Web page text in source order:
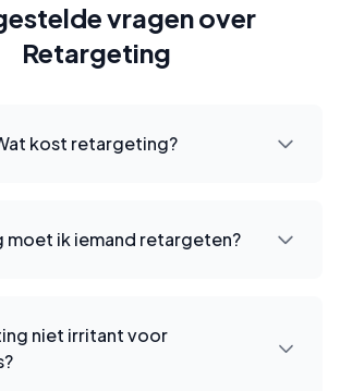
vragen over
Retargeting
kost retargeting?
moet ik iemand retargeten?
niet irritant voor